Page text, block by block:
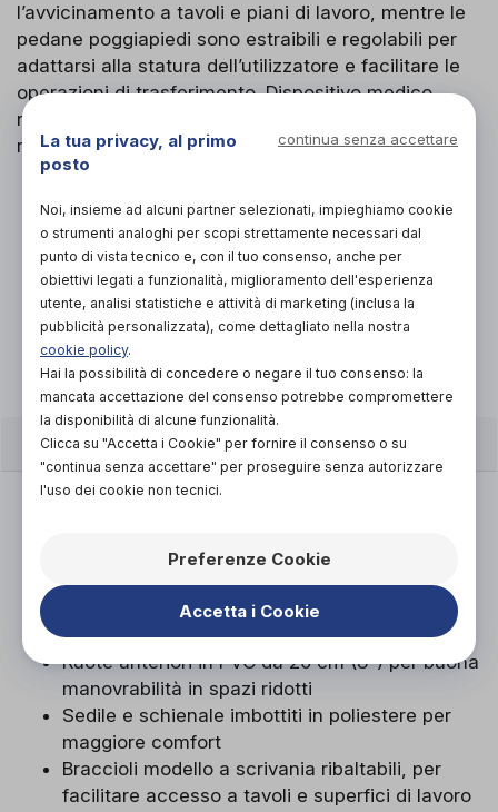
l’avvicinamento a tavoli e piani di lavoro, mentre le
pedane poggiapiedi sono estraibili e regolabili per
adattarsi alla statura dell’utilizzatore e facilitare le
operazioni di trasferimento. Dispositivo medico
registrato, conforme alle normative ISO e CND di
riferimento.
Organizza prova in negozio
L'acquisto in negozio è raccomandato per
garantire il corretto supporto da parte di un
tecnico ortopedico specializzato.
CARATTERISTICHE
Telaio in acciaio a crociera doppia per
Finitura del telaio verniciata a polvere color
grigio scuro opaco, resistente a urti e graffi
Ruote posteriori in PU da 30 cm (12’’) per una
guida fluida e silenziosa
Ruote anteriori in PVC da 20 cm (8’’) per buona
manovrabilità in spazi ridotti
Sedile e schienale imbottiti in poliestere per
maggiore comfort
Braccioli modello a scrivania ribaltabili, per
facilitare accesso a tavoli e superfici di lavoro
La tua privacy, al primo
posto
continua senza accettare
Noi, insieme ad alcuni partner selezionati, impieghiamo cookie
o strumenti analoghi per scopi strettamente necessari dal
punto di vista tecnico e, con il tuo consenso, anche per
obiettivi legati a funzionalità, miglioramento dell'esperienza
utente, analisi statistiche e attività di marketing (inclusa la
pubblicità personalizzata), come dettagliato nella nostra
cookie policy.
Hai la possibilità di concedere o negare il tuo consenso: la
mancata accettazione del consenso potrebbe compromettere
la disponibilità di alcune funzionalità.
Clicca su "Accetta i Cookie" per fornire il consenso o su
"continua senza accettare" per proseguire senza autorizzare
l'uso dei cookie non tecnici.
Preferenze Cookie
Accetta i Cookie